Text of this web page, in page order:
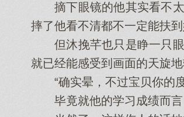
摘下眼镜的他其实看不太
摔了他看不清都不一定能扶到
但沐挽芊也只是睁一只眼
就已经能感受到画面的天旋地
“确实晕，不过宝贝你的度
毕竟就他的学习成绩而言